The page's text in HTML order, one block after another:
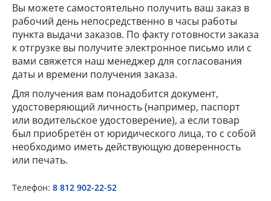
Вы можете самостоятельно получить ваш заказ в
рабочий день непосредственно в часы работы
пункта выдачи заказов. По факту готовности заказа
к отгрузке вы получите электронное письмо или с
вами свяжется наш менеджер для согласования
даты и времени получения заказа.
Для получения вам понадобится документ,
удостоверяющий личность (например, паспорт
или водительское удостоверение), а если товар
был приобретён от юридического лица, то с собой
необходимо иметь действующую доверенность
или печать.
Телефон: 8 812 902-22-52